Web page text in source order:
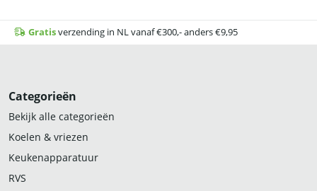
Gratisverzending in NL vanaf €300,- anders €9,95
Categorieën
Bekijk alle categorieën
Koelen & vriezen
Keukenapparatuur
RVS